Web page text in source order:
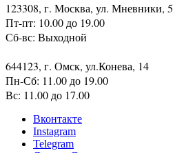
123308, г. Москва, ул. Мневники, 5
Пт-пт: 10.00 до 19.00
Сб-вс: Выходной
644123, г. Омск, ул.Конева, 14
Пн-Сб: 11.00 до 19.00
Вс: 11.00 до 17.00
Вконтакте
Instagram
Telegram